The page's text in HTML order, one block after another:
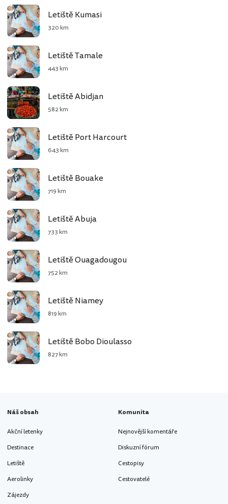
Letiště Kumasi
320 km
Letiště Tamale
443 km
Letiště Abidjan
582 km
Letiště Port Harcourt
643 km
Letiště Bouake
719 km
Letiště Abuja
733 km
Letiště Ouagadougou
752 km
Letiště Niamey
819 km
Letiště Bobo Dioulasso
827 km
Náš obsah
Akční letenky
Destinace
Letiště
Aerolinky
Zájezdy
Komunita
Nejnovější komentáře
Diskuzní fórum
Cestopisy
Cestovatelé